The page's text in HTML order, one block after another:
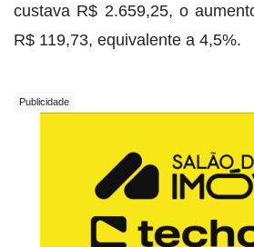
custava R$ 2.659,25, o
R$ 119,73, equivalente a 4,5%.